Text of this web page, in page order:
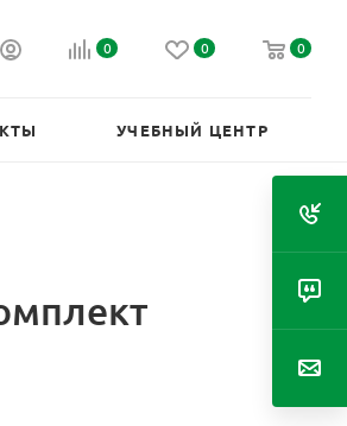
0 0 0
УЧЕБНЫЙ ЦЕНТР